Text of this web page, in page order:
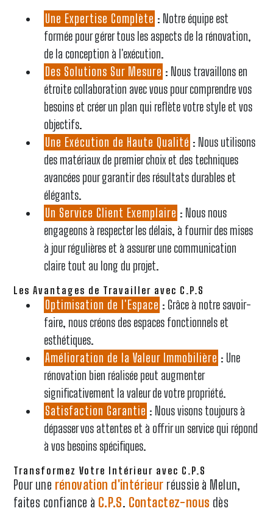
Une Expertise Complète : Notre équipe est
formée pour gérer tous les aspects de la rénovation,
de la conception à l'exécution.
Des Solutions Sur Mesure : Nous travaillons en
étroite collaboration avec vous pour comprendre vos
besoins et créer un plan qui reflète votre style et vos
objectifs.
Une Exécution de Haute Qualité : Nous utilisons
des matériaux de premier choix et des techniques
avancées pour garantir des résultats durables et
élégants.
Un Service Client Exemplaire : Nous nous
engageons à respecter les délais, à fournir des mises
à jour régulières et à assurer une communication
claire tout au long du projet.
Les Avantages de Travailler avec C.P.S
Optimisation de l'Espace : Grâce à notre savoir-
faire, nous créons des espaces fonctionnels et
esthétiques.
Amélioration de la Valeur Immobilière : Une
rénovation bien réalisée peut augmenter
significativement la valeur de votre propriété.
Satisfaction Garantie : Nous visons toujours à
dépasser vos attentes et à offrir un service qui répond
à vos besoins spécifiques.
Transformez Votre Intérieur avec C.P.S
Pour une rénovation d'intérieur réussie à Melun,
faites confiance à C.P.S. Contactez-nous dès